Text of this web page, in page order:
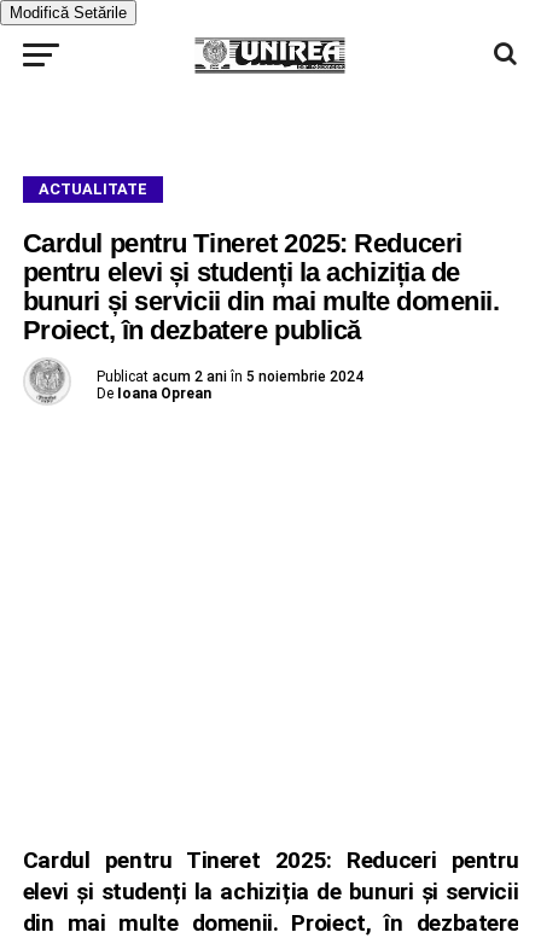
Modifică Setările
ACTUALITATE
Cardul pentru Tineret 2025: Reduceri
pentru elevi și studenți la achiziția de
bunuri și servicii din mai multe domenii.
Proiect, în dezbatere publică
Publicat acum 2 ani în 5 noiembrie 2024
De Ioana Oprean
Cardul pentru Tineret 2025: Reduceri pentru
elevi și studenți la achiziția de bunuri și servicii
din mai multe domenii. Proiect, în dezbatere